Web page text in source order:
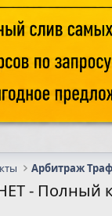
Арбитраж
- Полный